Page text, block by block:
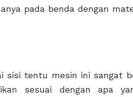
pada benda dengan
sisi tentu mesin ini sangat
sesuai dengan apa